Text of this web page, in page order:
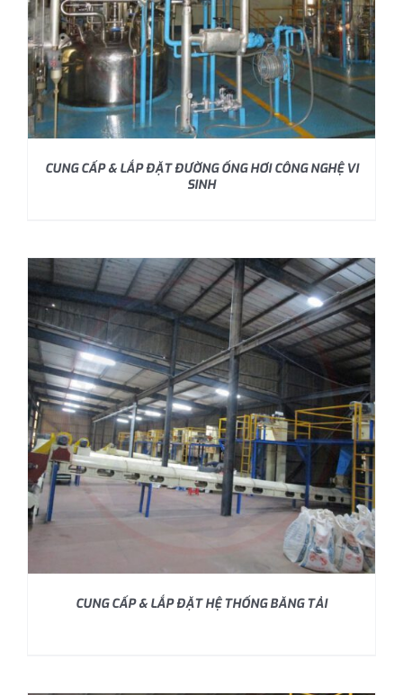
CUNG CẤP & LẮP ĐẶT ĐƯỜNG ỐNG HƠI CÔNG NGHỆ VI
SINH
CUNG CẤP & LẮP ĐẶT HỆ THỐNG BĂNG TẢI